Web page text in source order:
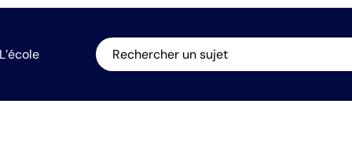
L’école Rechercher un sujet